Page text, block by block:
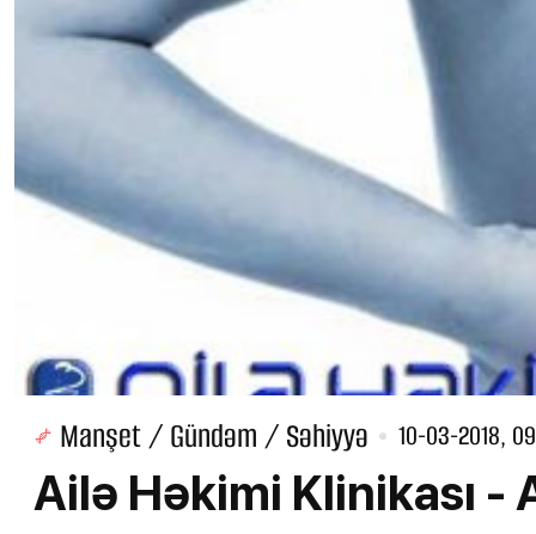
Manşet / Gündəm / Səhiyyə 10-03-2018,
Ailə Həkimi Klinikası -